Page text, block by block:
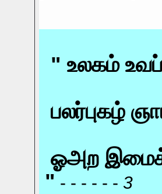
" உலகம்
பலர்புகழ்
ஓஅற
" - - - - - - 3